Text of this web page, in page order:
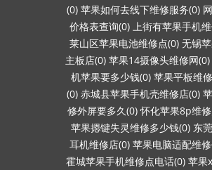
(0) 苹果如何去线下维修服务(0)
价格表查询(0) 上街有苹果手机
莱山区苹果电池维修点(0) 无锡
主板店(0) 苹果14摄像头维修网(0)
机苹果要多少钱(0) 苹果平板维
(0) 赤城县苹果手机壳维修店(0)
修外屏要多久(0) 怀化苹果8p维
苹果摁键失灵维修多少钱(0) 东
耳机维修店(0) 苹果电脑适配维
霍城苹果手机维修点电话(0) 苹果